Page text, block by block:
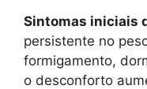
Sintomas iniciais
persistente no
formigamento,
o desconforto